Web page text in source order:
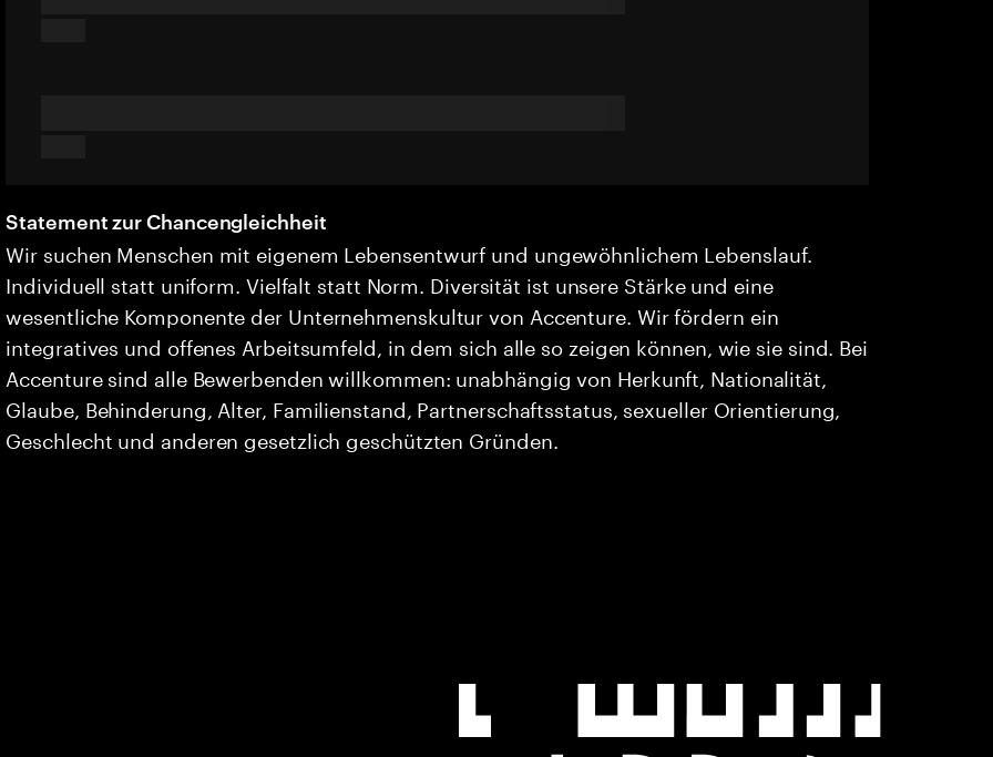
Statement zur Chancengleichheit
Wir suchen Menschen mit eigenem Lebensentwurf und ungewöhnlichem Lebenslauf.
Individuell statt uniform. Vielfalt statt Norm. Diversität ist unsere Stärke und eine
wesentliche Komponente der Unternehmenskultur von Accenture. Wir fördern ein
integratives und offenes Arbeitsumfeld, in dem sich alle so zeigen können, wie sie sind. Bei
Accenture sind alle Bewerbenden willkommen: unabhängig von Herkunft, Nationalität,
Glaube, Behinderung, Alter, Familienstand, Partnerschaftsstatus, sexueller Orientierung,
Geschlecht und anderen gesetzlich geschützten Gründen.